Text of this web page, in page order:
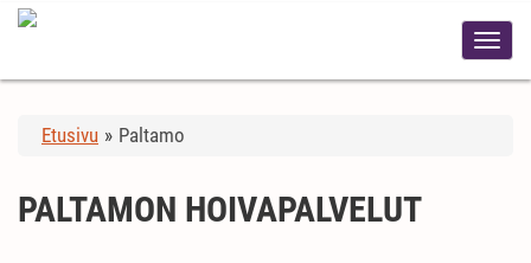
Etusivu » Paltamo
PALTAMON HOIVAPALVELUT